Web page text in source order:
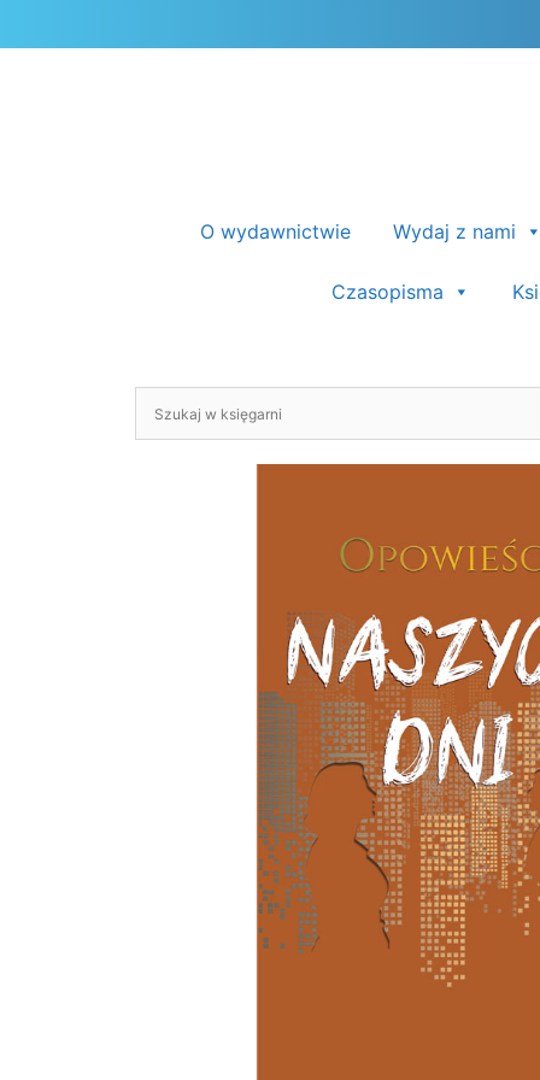
do
O wydawnictwie Wydaj z nami
Czasopisma